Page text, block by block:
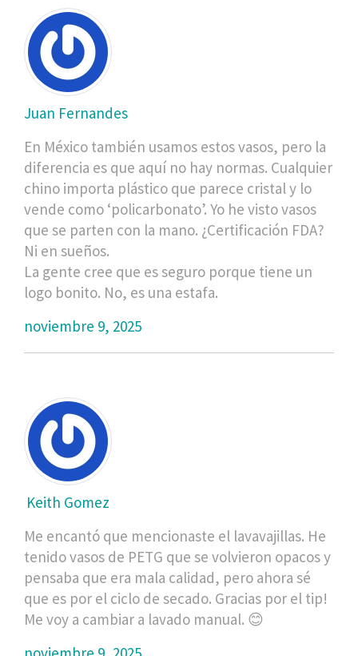
Juan Fernandes
En México también usamos estos vasos, pero la
diferencia es que aquí no hay normas. Cualquier
chino importa plástico que parece cristal y lo
vende como ‘policarbonato’. Yo he visto vasos
que se parten con la mano. ¿Certificación FDA?
Ni en sueños.
La gente cree que es seguro porque tiene un
logo bonito. No, es una estafa.
noviembre 9, 2025
Keith Gomez
Me encantó que mencionaste el lavavajillas. He
tenido vasos de PETG que se volvieron opacos y
pensaba que era mala calidad, pero ahora sé
que es por el ciclo de secado. Gracias por el tip!
Me voy a cambiar a lavado manual. 😊